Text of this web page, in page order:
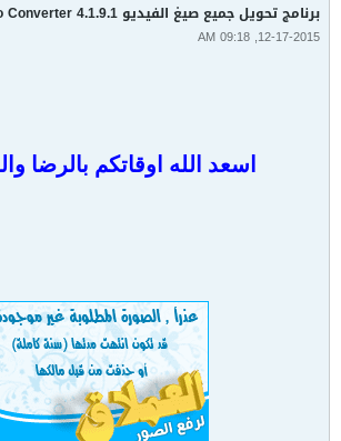
برنامج تحويل جميع صيغ الفيديو Freemake Video Converter 4.1.9.1
12-17-2015, 09:18 AM
اسعد الله اوقاتكم بالرضا